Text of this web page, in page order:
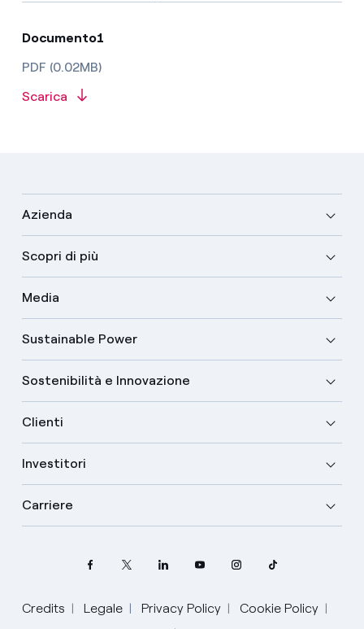
Documento1
PDF (0.02MB)
Scarica
Azienda
Scopri di più
Media
Sustainable Power
Sostenibilità e Innovazione
Clienti
Investitori
Carriere
Credits Legale Privacy Policy
Cookie Policy